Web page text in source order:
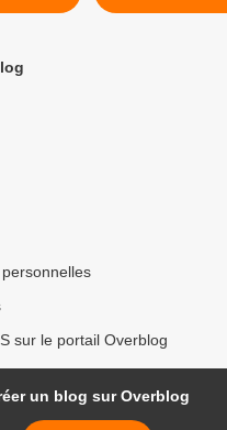
sur le portail Overblog
un blog sur Overblog